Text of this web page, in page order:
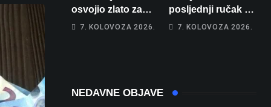
osvojio zlato za
najglasniji audio
7. KOLOVOZA 2026.
posljednji ručak u
Franzu: Poznati
iznenađenje za
7. KOLOVOZA 2026.
NEDAVNE OBJAVE